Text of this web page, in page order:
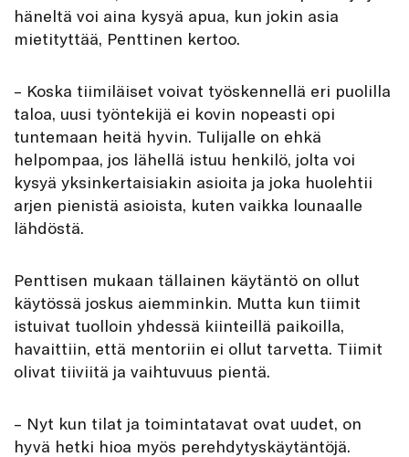
häneltä voi aina kysyä apua, kun jokin asia
mietityttää, Penttinen kertoo.
– Koska tiimiläiset voivat työskennellä eri puolilla
taloa, uusi työntekijä ei kovin nopeasti opi
tuntemaan heitä hyvin. Tulijalle on ehkä
helpompaa, jos lähellä istuu henkilö, jolta voi
kysyä yksinkertaisiakin asioita ja joka huolehtii
arjen pienistä asioista, kuten vaikka lounaalle
lähdöstä.
Penttisen mukaan tällainen käytäntö on ollut
käytössä joskus aiemminkin. Mutta kun tiimit
istuivat tuolloin yhdessä kiinteillä paikoilla,
havaittiin, että mentoriin ei ollut tarvetta. Tiimit
olivat tiiviitä ja vaihtuvuus pientä.
– Nyt kun tilat ja toimintatavat ovat uudet, on
hyvä hetki hioa myös perehdytyskäytäntöjä.